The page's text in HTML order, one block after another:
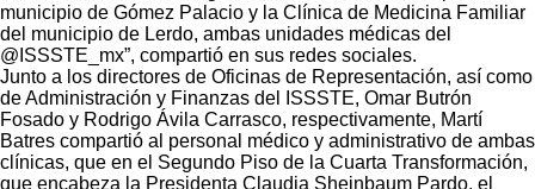
municipio de Gómez Palacio y la Clínica de Medicina Familiar
del municipio de Lerdo, ambas unidades médicas del
@ISSSTE_mx”, compartió en sus redes sociales.
Junto a los directores de Oficinas de Representación, así como
de Administración y Finanzas del ISSSTE, Omar Butrón
Fosado y Rodrigo Ávila Carrasco, respectivamente, Martí
Batres compartió al personal médico y administrativo de ambas
clínicas, que en el Segundo Piso de la Cuarta Transformación,
que encabeza la Presidenta Claudia Sheinbaum Pardo, el